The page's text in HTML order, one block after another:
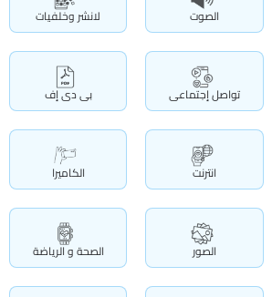
الصوت لانشر وخلفيات
تواصل إجتماعى بى دى إف
انترنت الكاميرا
الصور الصحة و الرياضة